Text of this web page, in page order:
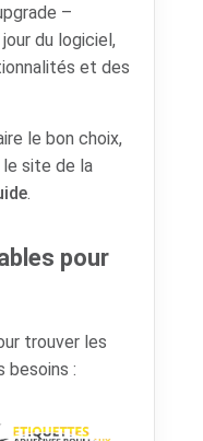
–
du logiciel,
et des
le bon choix,
site de la
.
pour
trouver les
besoins :